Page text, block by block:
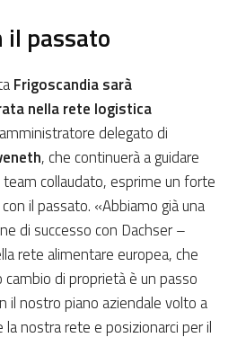
il passato
Frigoscandia sarà
nella rete logistica
delegato di
, che continuerà a guidare
team collaudato, esprime un forte
il passato. «Abbiamo già una
di successo con Dachser –
rete alimentare europea, che
cambio di proprietà è un passo
il nostro piano aziendale volto a
nostra rete e posizionarci per il